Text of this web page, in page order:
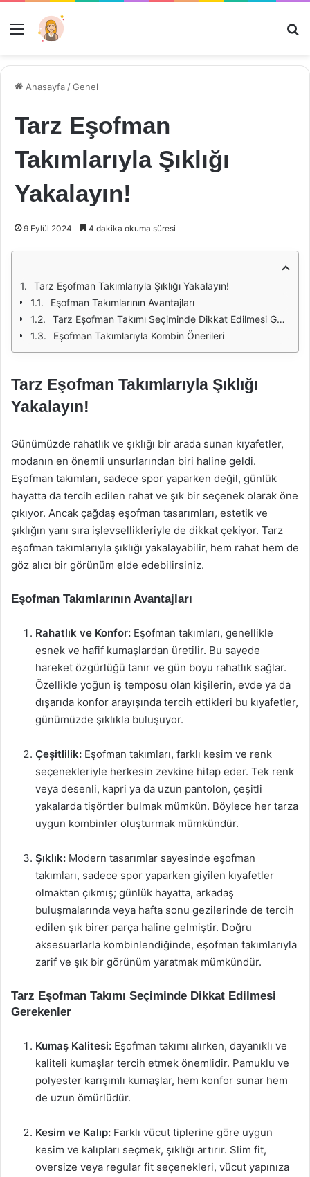
Menü
Anasayfa /Genel
Tarz Eşofman
Takımlarıyla Şıklığı
Yakalayın!
9 Eylül 2024 4 dakika okuma süresi
Tarz Eşofman Takımlarıyla Şıklığı Yakalayın!
Eşofman Takımlarının Avantajları
Tarz Eşofman Takımı Seçiminde Dikkat Edilmesi Gerekenler
Eşofman Takımlarıyla Kombin Önerileri
Tarz Eşofman Takımlarıyla Şıklığı
Yakalayın!
Günümüzde rahatlık ve şıklığı bir arada sunan kıyafetler,
modanın en önemli unsurlarından biri haline geldi.
Eşofman takımları, sadece spor yaparken değil, günlük
hayatta da tercih edilen rahat ve şık bir seçenek olarak öne
çıkıyor. Ancak çağdaş eşofman tasarımları, estetik ve
şıklığın yanı sıra işlevsellikleriyle de dikkat çekiyor. Tarz
eşofman takımlarıyla şıklığı yakalayabilir, hem rahat hem de
göz alıcı bir görünüm elde edebilirsiniz.
Eşofman Takımlarının Avantajları
Rahatlık ve Konfor: Eşofman takımları, genellikle
esnek ve hafif kumaşlardan üretilir. Bu sayede
hareket özgürlüğü tanır ve gün boyu rahatlık sağlar.
Özellikle yoğun iş temposu olan kişilerin, evde ya da
dışarıda konfor arayışında tercih ettikleri bu kıyafetler,
günümüzde şıklıkla buluşuyor.
Çeşitlilik: Eşofman takımları, farklı kesim ve renk
seçenekleriyle herkesin zevkine hitap eder. Tek renk
veya desenli, kapri ya da uzun pantolon, çeşitli
yakalarda tişörtler bulmak mümkün. Böylece her tarza
uygun kombinler oluşturmak mümkündür.
Şıklık: Modern tasarımlar sayesinde eşofman
takımları, sadece spor yaparken giyilen kıyafetler
olmaktan çıkmış; günlük hayatta, arkadaş
buluşmalarında veya hafta sonu gezilerinde de tercih
edilen şık birer parça haline gelmiştir. Doğru
aksesuarlarla kombinlendiğinde, eşofman takımlarıyla
zarif ve şık bir görünüm yaratmak mümkündür.
Tarz Eşofman Takımı Seçiminde Dikkat Edilmesi
Gerekenler
Kumaş Kalitesi: Eşofman takımı alırken, dayanıklı ve
kaliteli kumaşlar tercih etmek önemlidir. Pamuklu ve
polyester karışımlı kumaşlar, hem konfor sunar hem
de uzun ömürlüdür.
Kesim ve Kalıp: Farklı vücut tiplerine göre uygun
kesim ve kalıpları seçmek, şıklığı artırır. Slim fit,
oversize veya regular fit seçenekleri, vücut yapınıza